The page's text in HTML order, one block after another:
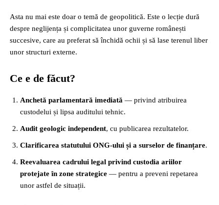
Asta nu mai este doar o temă de geopolitică. Este o lecție dură
despre neglijența și complicitatea unor guverne românești
succesive, care au preferat să închidă ochii și să lase terenul liber
unor structuri externe.
Ce e de făcut?
Anchetă parlamentară imediată — privind atribuirea
custodelui și lipsa auditului tehnic.
Audit geologic independent, cu publicarea rezultatelor.
Clarificarea statutului ONG-ului și a surselor de finanțare.
Reevaluarea cadrului legal privind custodia ariilor
protejate în zone strategice — pentru a preveni repetarea
unor astfel de situații.